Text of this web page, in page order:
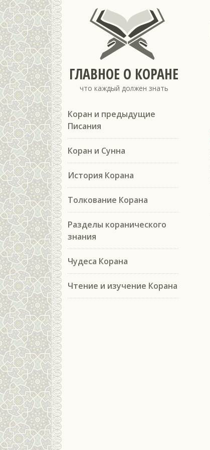
ГЛАВНОЕ О КОРАНЕ
что каждый должен знать
Коран и предыдущие
Писания
Коран и Сунна
История Корана
Толкование Корана
Разделы коранического
знания
Чудеса Корана
Чтение и изучение Корана